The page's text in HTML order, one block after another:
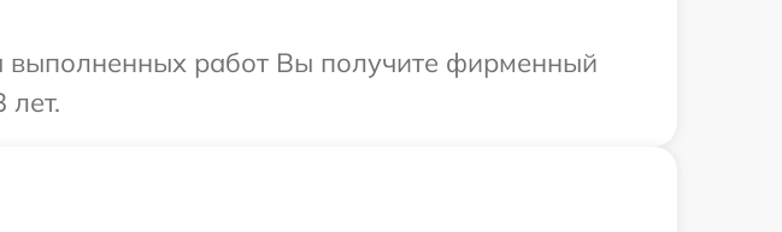
выполненных работ Вы получите фирменный
лет.